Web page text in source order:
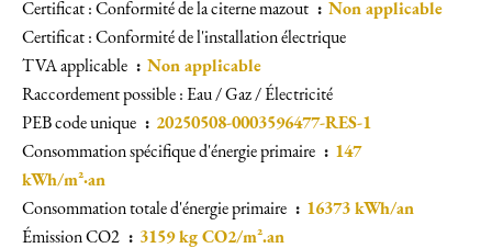
Certificat : Conformité de la citerne mazout
Non applicable
Certificat : Conformité de l'installation électrique
TVA applicable
Non applicable
Raccordement possible : Eau / Gaz / Électricité
PEB code unique
20250508-0003596477-RES-1
Consommation spécifique d'énergie primaire
147
kWh/m²·an
Consommation totale d'énergie primaire
16373 kWh/an
Émission CO2
3159 kg CO2/m².an